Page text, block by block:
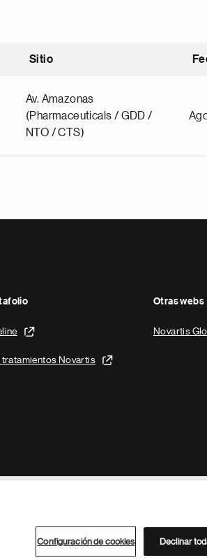
Sitio
Av. Amazonas
(Pharmaceuticals / GDD /
NTO / CTS)
tratamientos Novartis
Otras webs
Novartis
Configuración de cookies Declinar